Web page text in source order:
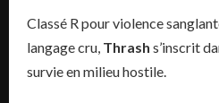
Classé R pour violence
langage cru, Thrash s’inscrit
survie en milieu hostile.